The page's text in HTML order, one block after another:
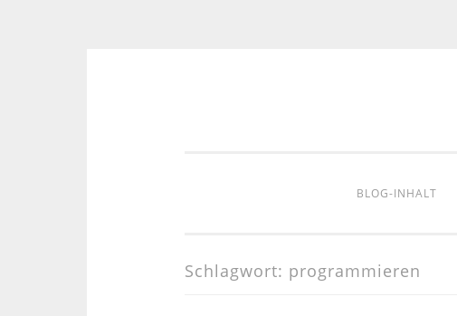
BLOG-INHALT
Schlagwort: programmieren